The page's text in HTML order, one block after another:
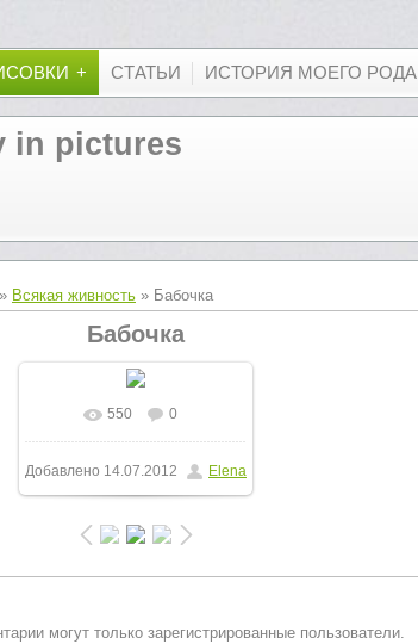
СТАТЬИ ИСТОРИЯ МОЕГО РОДА
in pictures
Всякая живность » Бабочка
Бабочка
В реальном размере
800x600/ 100.6Kb
550 0
Добавлено 14.07.2012 Elena
могут только зарегистрированные пользователи.